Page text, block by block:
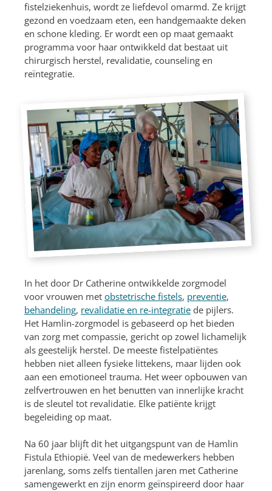
fistelziekenhuis, wordt ze liefdevol omarmd. Ze krijgt
gezond en voedzaam eten, een handgemaakte deken
en schone kleding. Er wordt een op maat gemaakt
programma voor haar ontwikkeld dat bestaat uit
chirurgisch herstel, revalidatie, counseling en
reïntegratie.
In het door Dr Catherine ontwikkelde zorgmodel
voor vrouwen met obstetrische fistels, preventie,
behandeling, revalidatie en re-integratie de pijlers.
Het Hamlin-zorgmodel is gebaseerd op het bieden
van zorg met compassie, gericht op zowel lichamelijk
als geestelijk herstel. De meeste fistelpatiëntes
hebben niet alleen fysieke littekens, maar lijden ook
aan een emotioneel trauma. Het weer opbouwen van
zelfvertrouwen en het benutten van innerlijke kracht
is de sleutel tot revalidatie. Elke patiënte krijgt
begeleiding op maat.
Na 60 jaar blijft dit het uitgangspunt van de Hamlin
Fistula Ethiopië. Veel van de medewerkers hebben
jarenlang, soms zelfs tientallen jaren met Catherine
samengewerkt en zijn enorm geïnspireerd door haar